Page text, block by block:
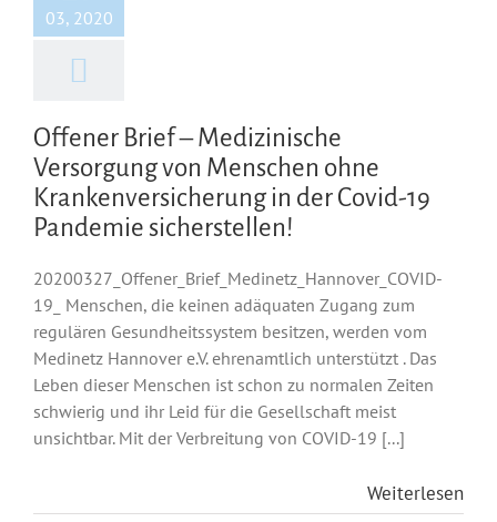
03, 2020
Offener Brief – Medizinische
Versorgung von Menschen ohne
Krankenversicherung in der Covid-19
Pandemie sicherstellen!
20200327_Offener_Brief_Medinetz_Hannover_COVID-
19_ Menschen, die keinen adäquaten Zugang zum
regulären Gesundheitssystem besitzen, werden vom
Medinetz Hannover e.V. ehrenamtlich unterstützt . Das
Leben dieser Menschen ist schon zu normalen Zeiten
schwierig und ihr Leid für die Gesellschaft meist
unsichtbar. Mit der Verbreitung von COVID-19 [...]
Weiterlesen